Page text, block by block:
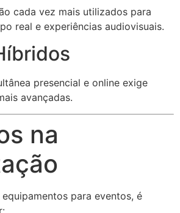
cada vez mais utilizados para
real e experiências audiovisuais.
presencial e online exige
avançadas.
na
para eventos, é